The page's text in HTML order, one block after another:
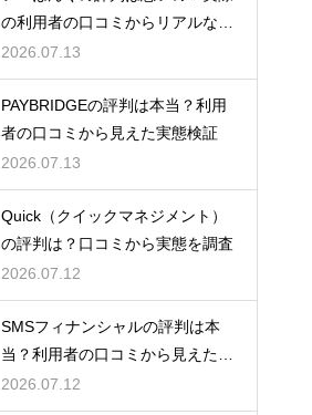
の利用者の口コミからリアルな実
態検証
2026.07.13
PAYBRIDGEの評判は本当？利用
者の口コミから見えた実態検証
2026.07.13
Quick（クイックマネジメント）
の評判は？口コミから実態を調査
2026.07.12
SMSフィナンシャルの評判は本
当？利用者の口コミから見えた実
態検証
2026.07.12